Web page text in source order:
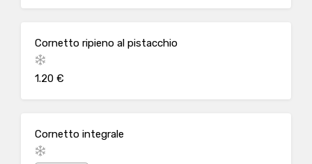
Cornetto ripieno al pistacchio
1.20 €
Cornetto integrale